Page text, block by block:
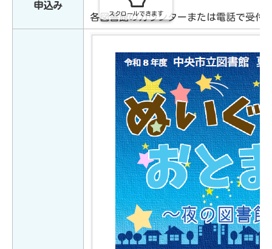
申込み
各図書館のカウンターまたは電話で受付
スクロールできます